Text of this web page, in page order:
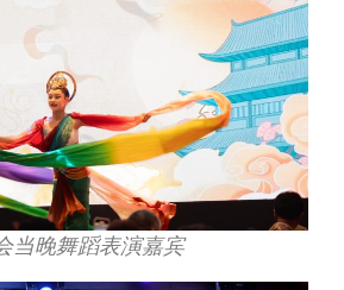
当晚舞蹈表演嘉宾